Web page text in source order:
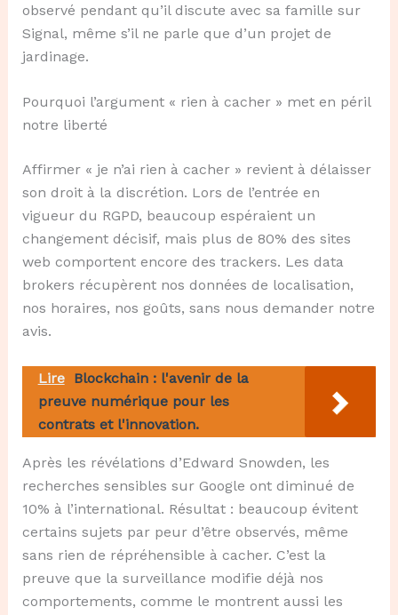
observé pendant qu’il discute avec sa famille sur
Signal, même s’il ne parle que d’un projet de
jardinage.
Pourquoi l’argument « rien à cacher » met en péril
notre liberté
Affirmer « je n’ai rien à cacher » revient à délaisser
son droit à la discrétion. Lors de l’entrée en
vigueur du RGPD, beaucoup espéraient un
changement décisif, mais plus de 80% des sites
web comportent encore des trackers. Les data
brokers récupèrent nos données de localisation,
nos horaires, nos goûts, sans nous demander notre
avis.
Lire Blockchain : l'avenir de la
preuve numérique pour les
contrats et l'innovation.
Après les révélations d’Edward Snowden, les
recherches sensibles sur Google ont diminué de
10% à l’international. Résultat : beaucoup évitent
certains sujets par peur d’être observés, même
sans rien de répréhensible à cacher. C’est la
preuve que la surveillance modifie déjà nos
comportements, comme le montrent aussi les